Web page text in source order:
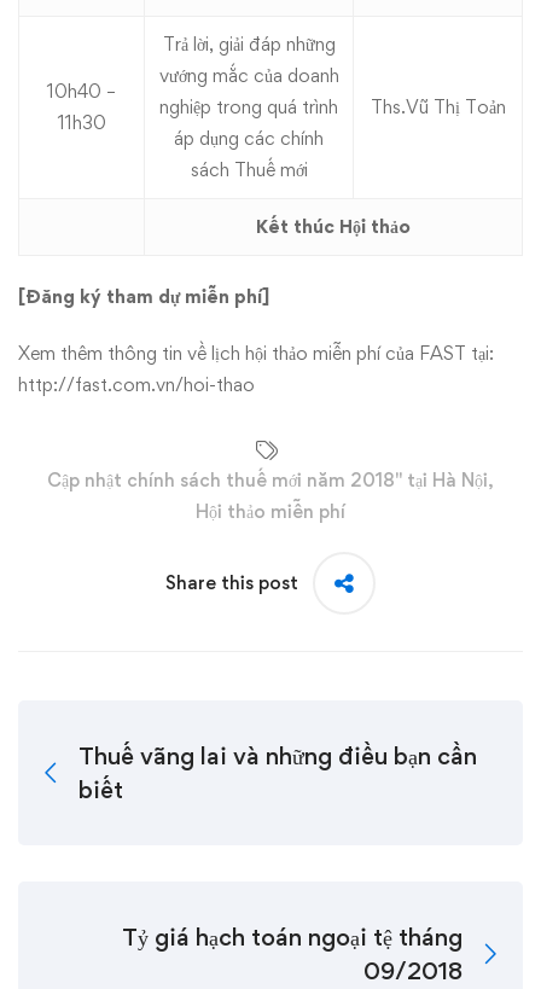
10h40 –
11h30
Trả lời, giải đáp những
vướng mắc của doanh
nghiệp trong quá trình
áp dụng các chính
sách Thuế mới
Ths.Vũ Thị Toản
Kết thúc Hội thảo
[Đăng ký tham dự miễn phí]
Xem thêm thông tin về lịch hội thảo miễn phí của FAST tại:
http://fast.com.vn/hoi-thao
Cập nhật chính sách thuế mới năm 2018" tại Hà Nội,
Hội thảo miễn phí
Share this post
Thuế vãng lai và những điều bạn cần
biết
Tỷ giá hạch toán ngoại tệ tháng
09/2018